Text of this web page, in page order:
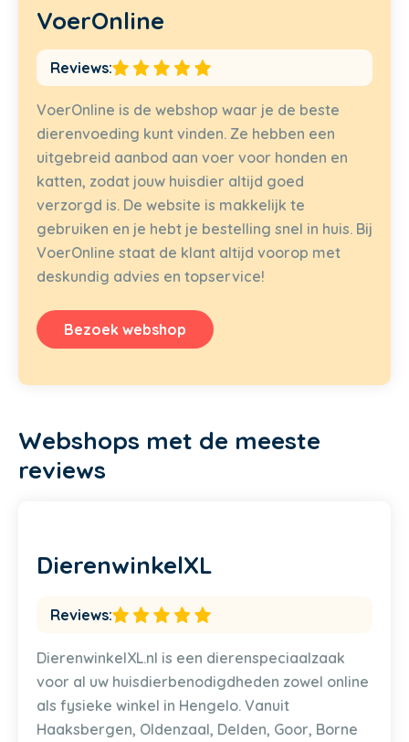
VoerOnline
Reviews:
VoerOnline is de webshop waar je de beste
dierenvoeding kunt vinden. Ze hebben een
uitgebreid aanbod aan voer voor honden en
katten, zodat jouw huisdier altijd goed
verzorgd is. De website is makkelijk te
gebruiken en je hebt je bestelling snel in huis. Bij
VoerOnline staat de klant altijd voorop met
deskundig advies en topservice!
Bezoek webshop
Webshops met de meeste
reviews
DierenwinkelXL
Reviews:
DierenwinkelXL.nl is een dierenspeciaalzaak
voor al uw huisdierbenodigdheden zowel online
als fysieke winkel in Hengelo. Vanuit
Haaksbergen, Oldenzaal, Delden, Goor, Borne